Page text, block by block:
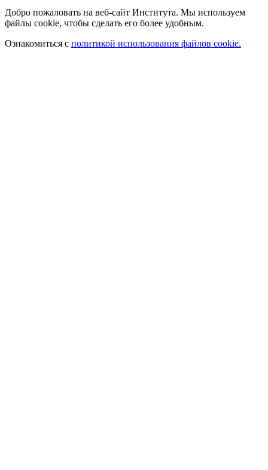
Добро пожаловать на веб-сайт Института. Мы используем
файлы cookie, чтобы сделать его более удобным.
Ознакомиться с политикой использования файлов cookie.